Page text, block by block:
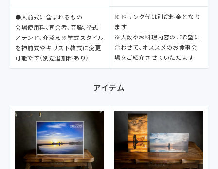
●人前式に含まれるもの
会場使用料、司会者、音響、挙式
アテンド、介添え※挙式スタイル
を神前式やキリスト教式に変更
可能です（別途追加料あり）
※ドリンク代は別途料金となり
ます
※人数やお料理内容のご希望に
合わせて、オススメのお食事会
場をご紹介させていただます
アイテム